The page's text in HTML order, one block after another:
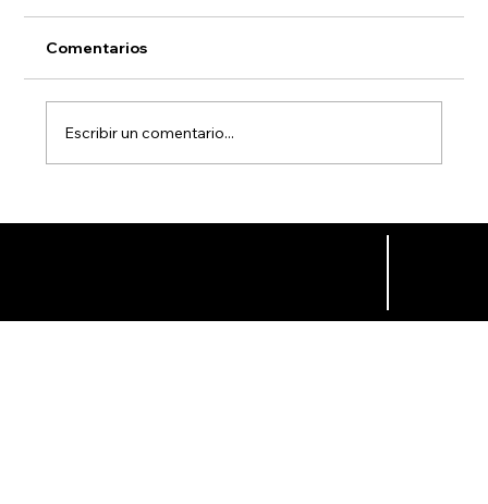
Comentarios
Escribir un comentario...